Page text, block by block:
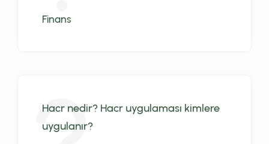
Finans
Hacr nedir? Hacr uygulaması kimlere
uygulanır?